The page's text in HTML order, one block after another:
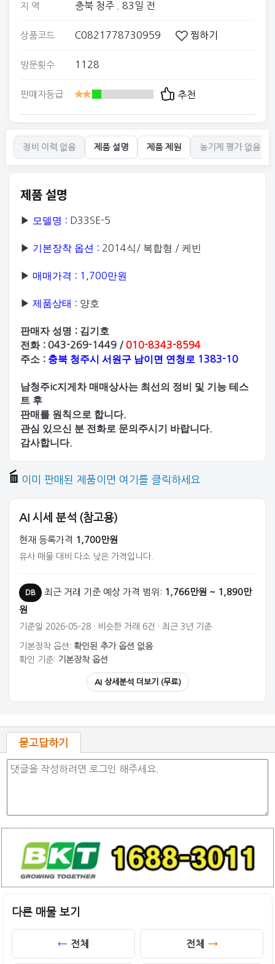
지 역 충북 청주 . 83일 전
상품코드 C0821778730959 찜하기
방문횟수 1128
판매자등급 추천
정비 이력 없음 제품 설명 제품 제원 농기계 평가 없음
제품 설명
▶ 모델명 : D33SE-5
▶ 기본장착 옵션 : 2014식 / 복합형 / 케빈
▶ 매매가격 : 1,700만원
▶ 제품상태 : 양호
판매자 성명 : 김기호
전화 : 043-269-1449 / 010-8343-8594
주소 : 충북 청주시 서원구 남이면 연청로 1383-10
남청주ic지게차 매매상사는 최선의 정비 및 기능 테스
트 후
판매를 원칙으로 합니다.
관심 있으신 분 전화로 문의주시기 바랍니다.
감사합니다.
이미 판매된 제품이면 여기를 클릭하세요
AI 시세 분석 (참고용)
현재 등록가격 1,700만원
유사 매물 대비 다소 낮은 가격입니다.
DB 최근 거래 기준 예상 가격 범위: 1,766만원 ~ 1,890만
원
기준일 2026-05-28 · 비슷한 거래 6건 · 최근 3년 기준
기본장착 옵션: 확인된 추가 옵션 없음
확인 기준: 기본장착 옵션
AI 상세분석 더보기 (무료)
묻고답하기
다른 매물 보기
전체 전체